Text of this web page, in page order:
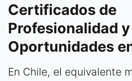
Certificados de
Profesionalidad y
Oportunidades
En Chile, el equivalente